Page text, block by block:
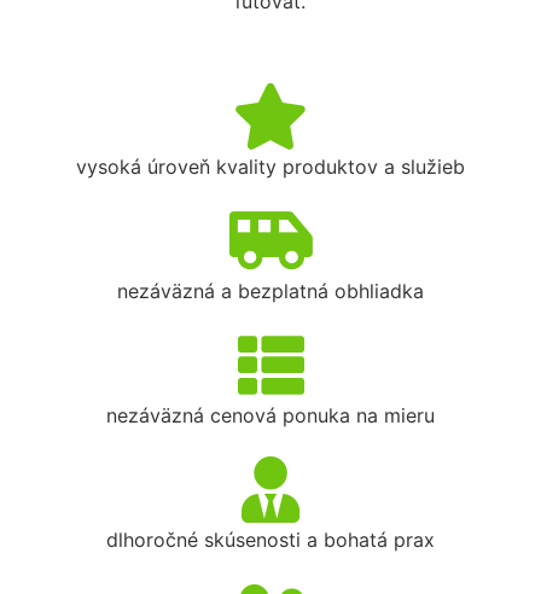
vysoká úroveň kvality produktov a služieb
nezáväzná a bezplatná obhliadka
nezáväzná cenová ponuka na mieru
dlhoročné skúsenosti a bohatá prax